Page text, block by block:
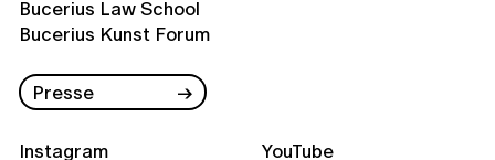
Bucerius Law School
Bucerius Kunst Forum
Presse
Instagram YouTube